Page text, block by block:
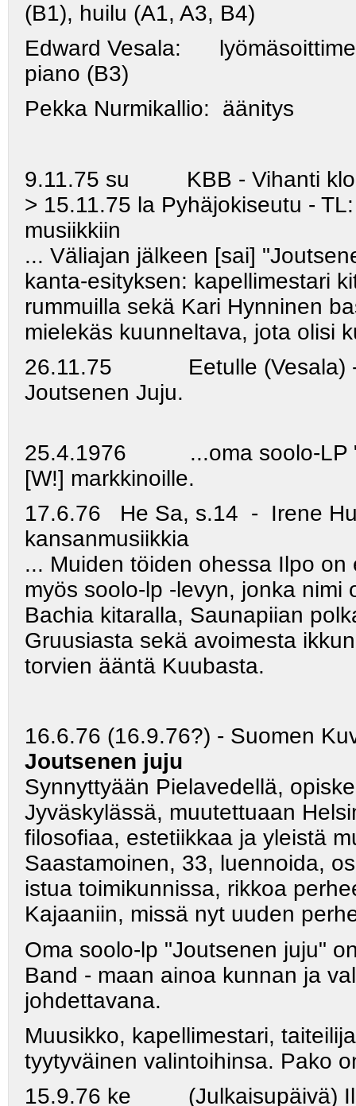
(B1), huilu (A1, A3, B4)
Edward Vesala:
piano (B3)
Pekka Nurmikallio: äänitys
9.11.75 su KBB - Vihanti klo
> 15.11.75 la Pyhäjokiseutu -
musiikkiin
... Väliajan jälkeen [sai]
kanta-esityksen: kapellimestari
rummuilla sekä Kari Hynninen
mielekäs kuunneltava, jota olisi
26.11.75 Eetulle (Vesala) -
Joutsenen Juju.
25.4.1976 ...oma soolo‑LP
[W!] markkinoille.
17.6.76 He Sa, s.14 - Irene
kansanmusiikkia
... Muiden töiden ohessa Ilpo
myös soolo-lp -levyn, jonka nimi
Bachia kitaralla, Saunapiian
Gruusiasta sekä avoimesta
torvien ääntä Kuubasta.
16.6.76 (16.9.76?) - Suomen
Joutsenen juju
Synnyttyään Pielavedellä,
Jyväskylässä, muutettuaan
filosofiaa, estetiikkaa ja yleistä
Saastamoinen, 33, luennoida,
istua toimikunnissa, rikkoa
Kajaaniin, missä nyt uuden
Oma soolo-lp "Joutsenen juju"
Band - maan ainoa kunnan ja
johdettavana.
Muusikko, kapellimestari,
tyytyväinen valintoihinsa. Pako
15.9.76 ke (Julkaisupäivä)